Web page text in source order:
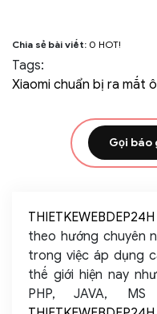
Chia sẻ bài viết: 0 HOT!
Tags:
Xiaomi chuẩn bị ra mắt
Gọi báo
THIETKEWEBDEP24H
theo hướng chuyên
trong việc áp dụng
thế giới hiện nay
PHP, JAVA, MS